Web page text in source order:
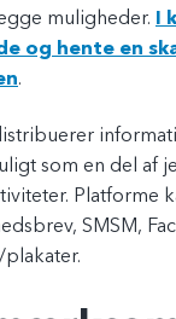
muligheder. I
og hente en
.
som en del af
Platforme
SMSM,
plakater.